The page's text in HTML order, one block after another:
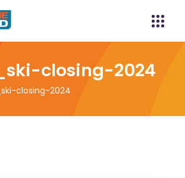
closing-2024
closing-2024